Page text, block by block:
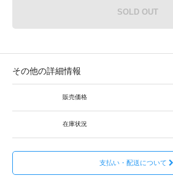
SOLD OUT
その他の詳細情報
販売価格
在庫状況
支払い・配送について